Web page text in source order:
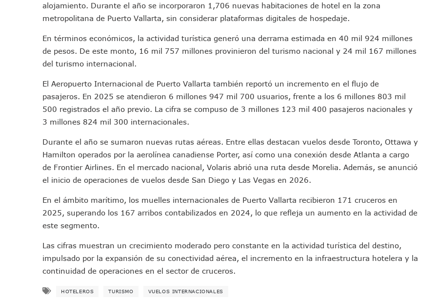
Oleaje Y Riesgo Por Cocodrilos Mantienen Restricciones En Playas De Puerto Vallarta
“Kato” Supera El Abandono Y Comienza Una Nueva Vida Con Una Familia
México Necesitaba 600 Mil Empleos; Solo Generó 262 Mil En Seis Meses: Coparmex
Poderoso Terremoto Destruye Edificios Y Puentes En Japón (VIDEOS)
Munguía Es El Sexto Mejor Alcalde De Jalisco, Según Statistical Research Corporation
Avenida Federación En Puerto Vallarta Registra 80% De Avance En Su Construcción
Caída De “El Mencho” Elevó Percepción De Inseguridad En Puerto Vallarta
Morenistas Imparten Taller En Puerto Vallarta
CEDHJ Señala Violaciones A Derechos De Víctima De Abuso Sexual En Preescolar
Ayutla Bajo Investigación Tras Reporte De Posible Crematorio Clandestino
Maleza Crece En Camellones De La Principal Avenida Turística De Puerto Vallarta
Lluvias E Inundaciones No Detienen El Transporte Público En Puerto Vallarta
Bruno Blancas Reúne A Especialistas Para Analizar La Conservación Del Estero El Salado
Juan Carlos Castro Realiza Asamblea Informativa En La Colonia Bobadilla
Huracán En Formación Podría Generar Oleaje Elevado En La Costa De Jalisco
Viajar A Puerto Vallarta Este Verano Puede Costar Hasta 22 Mil 677 Pesos
alojamiento. Durante el año se incorporaron 1,706 nuevas habitaciones de hotel en la zona
metropolitana de Puerto Vallarta, sin considerar plataformas digitales de hospedaje.
En términos económicos, la actividad turística generó una derrama estimada en 40 mil 924 millones
de pesos. De este monto, 16 mil 757 millones provinieron del turismo nacional y 24 mil 167 millones
del turismo internacional.
El Aeropuerto Internacional de Puerto Vallarta también reportó un incremento en el flujo de
pasajeros. En 2025 se atendieron 6 millones 947 mil 700 usuarios, frente a los 6 millones 803 mil
500 registrados el año previo. La cifra se compuso de 3 millones 123 mil 400 pasajeros nacionales y
3 millones 824 mil 300 internacionales.
Durante el año se sumaron nuevas rutas aéreas. Entre ellas destacan vuelos desde Toronto, Ottawa y
Hamilton operados por la aerolínea canadiense Porter, así como una conexión desde Atlanta a cargo
de Frontier Airlines. En el mercado nacional, Volaris abrió una ruta desde Morelia. Además, se anunció
el inicio de operaciones de vuelos desde San Diego y Las Vegas en 2026.
En el ámbito marítimo, los muelles internacionales de Puerto Vallarta recibieron 171 cruceros en
2025, superando los 167 arribos contabilizados en 2024, lo que refleja un aumento en la actividad de
este segmento.
Las cifras muestran un crecimiento moderado pero constante en la actividad turística del destino,
impulsado por la expansión de su conectividad aérea, el incremento en la infraestructura hotelera y la
continuidad de operaciones en el sector de cruceros.
HOTELEROS TURISMO VUELOS INTERNACIONALES